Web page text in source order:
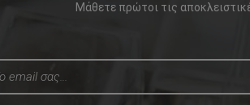
Μάθετε πρώτοι τις